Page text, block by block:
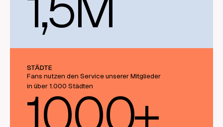
STÄDTE
Fans nutzen den Service unserer Mitglieder
in über 1.000 Städten